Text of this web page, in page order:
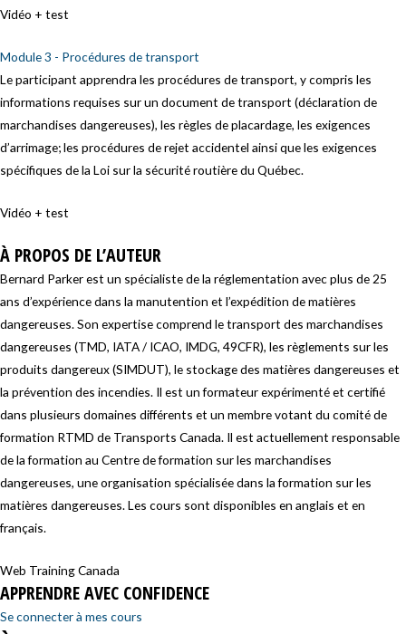
Vidéo + test
Module 3 - Procédures de transport
Le participant apprendra les procédures de transport, y compris les
informations requises sur un document de transport (déclaration de
marchandises dangereuses), les règles de placardage, les exigences
d’arrimage; les procédures de rejet accidentel ainsi que les exigences
spécifiques de la Loi sur la sécurité routière du Québec.
Vidéo + test
À PROPOS DE L’AUTEUR
Bernard Parker est un spécialiste de la réglementation avec plus de 25
ans d’expérience dans la manutention et l’expédition de matières
dangereuses. Son expertise comprend le transport des marchandises
dangereuses (TMD, IATA / ICAO, IMDG, 49CFR), les règlements sur les
produits dangereux (SIMDUT), le stockage des matières dangereuses et
la prévention des incendies. Il est un formateur expérimenté et certifié
dans plusieurs domaines différents et un membre votant du comité de
formation RTMD de Transports Canada. Il est actuellement responsable
de la formation au Centre de formation sur les marchandises
dangereuses, une organisation spécialisée dans la formation sur les
matières dangereuses. Les cours sont disponibles en anglais et en
français.
Web Training Canada
APPRENDRE AVEC CONFIDENCE
Se connecter à mes cours